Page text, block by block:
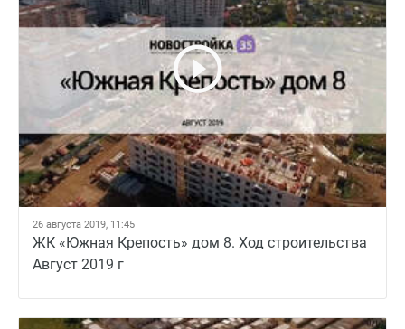
26 августа 2019, 11:45
ЖК «Южная Крепость» дом 8. Ход строительства
Август 2019 г